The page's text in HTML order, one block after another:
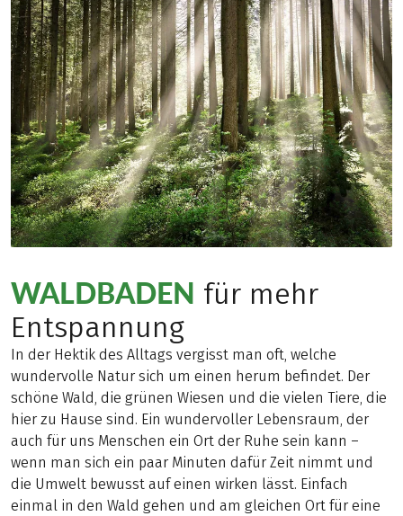
WALDBADEN für mehr
Entspannung
In der Hektik des Alltags vergisst man oft, welche
wundervolle Natur sich um einen herum befindet. Der
schöne Wald, die grünen Wiesen und die vielen Tiere, die
hier zu Hause sind. Ein wundervoller Lebensraum, der
auch für uns Menschen ein Ort der Ruhe sein kann –
wenn man sich ein paar Minuten dafür Zeit nimmt und
die Umwelt bewusst auf einen wirken lässt. Einfach
einmal in den Wald gehen und am gleichen Ort für eine